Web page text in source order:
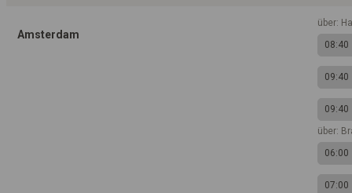
Amsterdam
über:
08:40
09:40
09:40
über:
06:00
07:00